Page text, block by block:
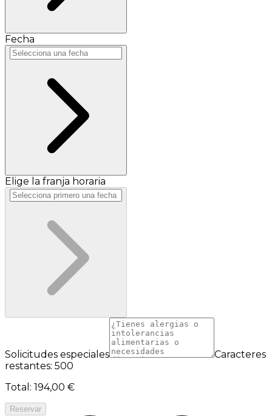
Fecha
Elige la franja horaria
Solicitudes especiales
Caracteres
restantes: 500
Total : 194,00 €
Reservar